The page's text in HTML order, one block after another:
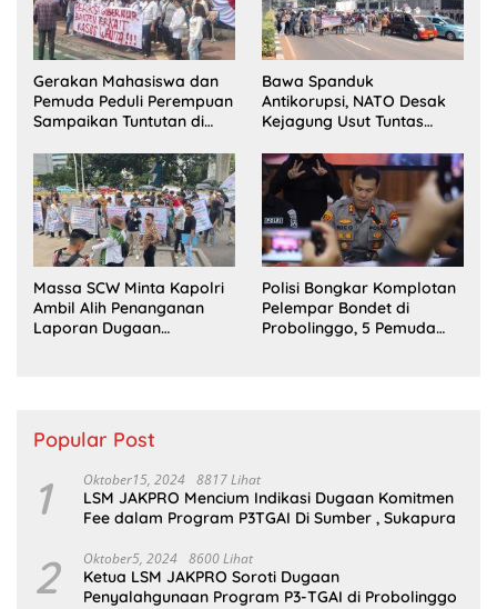
Gerakan Mahasiswa dan
Pemuda Peduli Perempuan
Sampaikan Tuntutan di
Bawa Spanduk
Antikorupsi, NATO Desak
Kejagung Usut Tuntas
Massa SCW Minta Kapolri
Ambil Alih Penanganan
Laporan Dugaan
Polisi Bongkar Komplotan
Pelempar Bondet di
Probolinggo, 5 Pemuda
Popular Post
1 Oktober15, 2024 8817 Lihat
LSM JAKPRO Mencium Indikasi Dugaan Komitmen
Fee dalam Program P3TGAI Di Sumber , Sukapura
2 Oktober5, 2024 8600 Lihat
Ketua LSM JAKPRO Soroti Dugaan
Penyalahgunaan Program P3-TGAI di Probolinggo